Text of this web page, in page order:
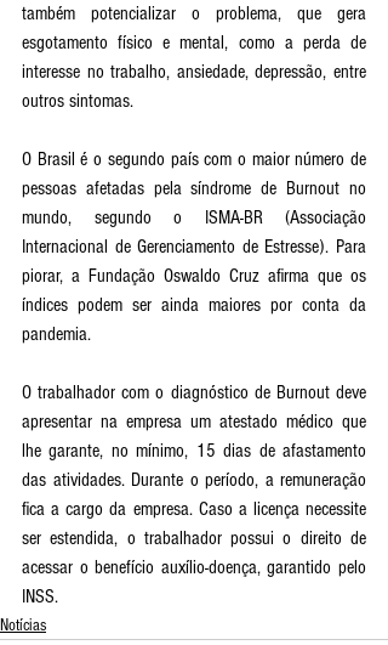
também potencializar o problema, que gera
esgotamento físico e mental, como a perda de
interesse no trabalho, ansiedade, depressão, entre
outros sintomas.
O Brasil é o segundo país com o maior número de
pessoas afetadas pela síndrome de Burnout no
mundo, segundo o ISMA-BR (Associação
Internacional de Gerenciamento de Estresse). Para
piorar, a Fundação Oswaldo Cruz afirma que os
índices podem ser ainda maiores por conta da
pandemia.
O trabalhador com o diagnóstico de Burnout deve
apresentar na empresa um atestado médico que
lhe garante, no mínimo, 15 dias de afastamento
das atividades. Durante o período, a remuneração
fica a cargo da empresa. Caso a licença necessite
ser estendida, o trabalhador possui o direito de
acessar o benefício auxílio-doença, garantido pelo
INSS.
Notícias